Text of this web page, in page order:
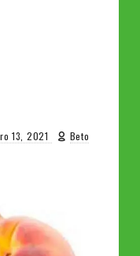
13, 2021
Beto